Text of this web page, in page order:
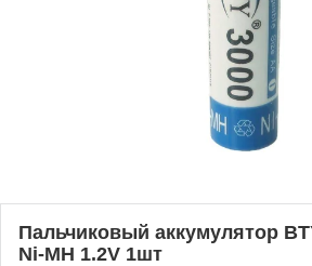
Пальчиковый аккумулятор
Ni-MH 1.2V 1шт